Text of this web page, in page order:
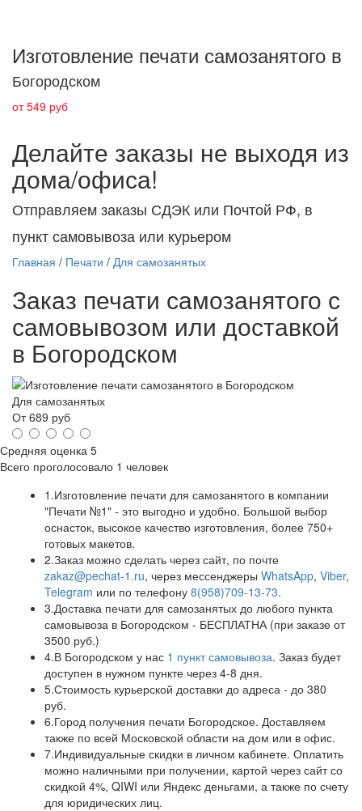
Изготовление печати самозанятого в
Богородском
от 549 руб
Делайте заказы не выходя из
дома/офиса!
Отправляем заказы СДЭК или Почтой РФ, в
пункт самовывоза или курьером
Главная / Печати / Для самозанятых
Заказ печати самозанятого с
самовывозом или доставкой
в Богородском
Для самозанятых
От689 руб
Средняя оценка 5
Всего проголосовало 1 человек
1.Изготовление печати для самозанятого в компании
"Печати №1" - это выгодно и удобно. Большой выбор
оснасток, высокое качество изготовления, более 750+
готовых макетов.
2.Заказ можно сделать через сайт, по почте
zakaz@pechat-1.ru, через мессенджеры WhatsApp, Viber,
Telegram или по телефону 8(958)709-13-73.
3.Доставка печати для самозанятых до любого пункта
самовывоза в Богородском - БЕСПЛАТНА (при заказе от
3500 руб.)
4.В Богородском у нас 1 пункт самовывоза. Заказ будет
доступен в нужном пункте через 4-8 дня.
5.Стоимость курьерской доставки до адреса - до 380
руб.
6.Город получения печати Богородское. Доставляем
также по всей Московской области на дом или в офис.
7.Индивидуальные скидки в личном кабинете. Оплатить
можно наличными при получении, картой через сайт со
скидкой 4%, QIWI или Яндекс деньгами, а также по счету
для юридических лиц.